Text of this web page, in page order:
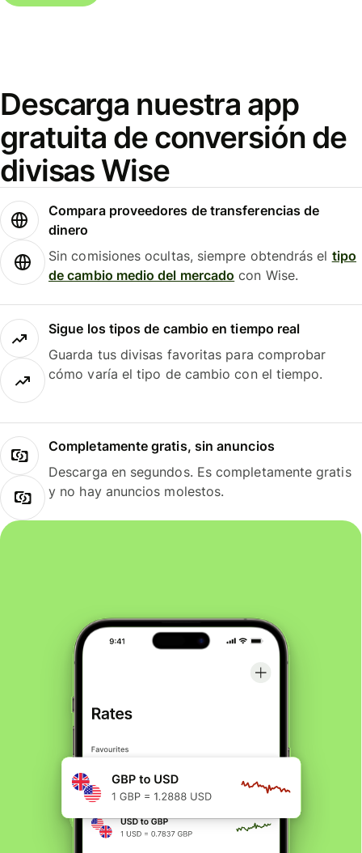
Descarga nuestra app
gratuita de conversión de
divisas Wise
Compara proveedores de transferencias de
dinero
Sin comisiones ocultas, siempre obtendrás el tipo
de cambio medio del mercado con Wise.
Sigue los tipos de cambio en tiempo real
Guarda tus divisas favoritas para comprobar
cómo varía el tipo de cambio con el tiempo.
Completamente gratis, sin anuncios
Descarga en segundos. Es completamente gratis
y no hay anuncios molestos.